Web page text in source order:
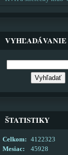
VYHĽADÁVANIE
ŠTATISTIKY
Celkom:
4122323
Mesiac:
45928